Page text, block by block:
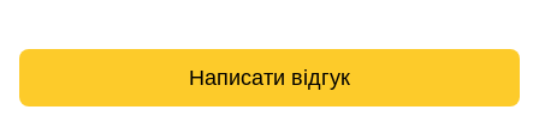
Написати відгук